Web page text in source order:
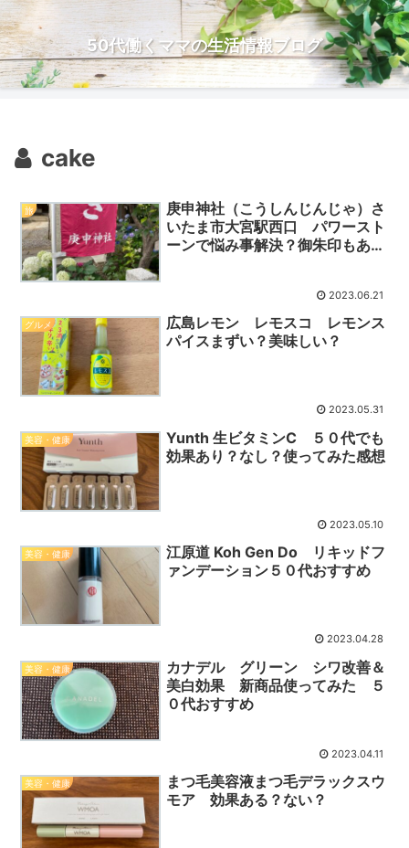
50代働くママの生活情報ブログ
cake
旅
庚申神社（こうしんじんじゃ）さ
いたま市大宮駅西口 パワースト
ーンで悩み事解決？御朱印もあり
2023.06.21
グルメ
広島レモン レモスコ レモンス
パイスまずい？美味しい？
2023.05.31
美容・健康
Yunth 生ビタミンC ５０代でも
効果あり？なし？使ってみた感想
2023.05.10
美容・健康
江原道 Koh Gen Do リキッドフ
ァンデーション５０代おすすめ
2023.04.28
美容・健康
カナデル グリーン シワ改善＆
美白効果 新商品使ってみた ５
０代おすすめ
2023.04.11
美容・健康
まつ毛美容液まつ毛デラックスウ
モア 効果ある？ない？